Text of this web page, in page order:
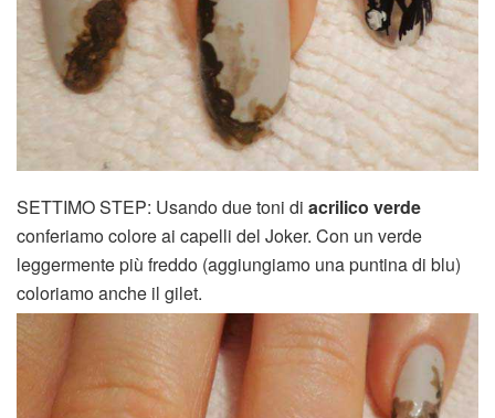
SETTIMO STEP: Usando due toni di acrilico verde
conferiamo colore ai capelli del Joker. Con un verde
leggermente più freddo (aggiungiamo una puntina di blu)
coloriamo anche il gilet.